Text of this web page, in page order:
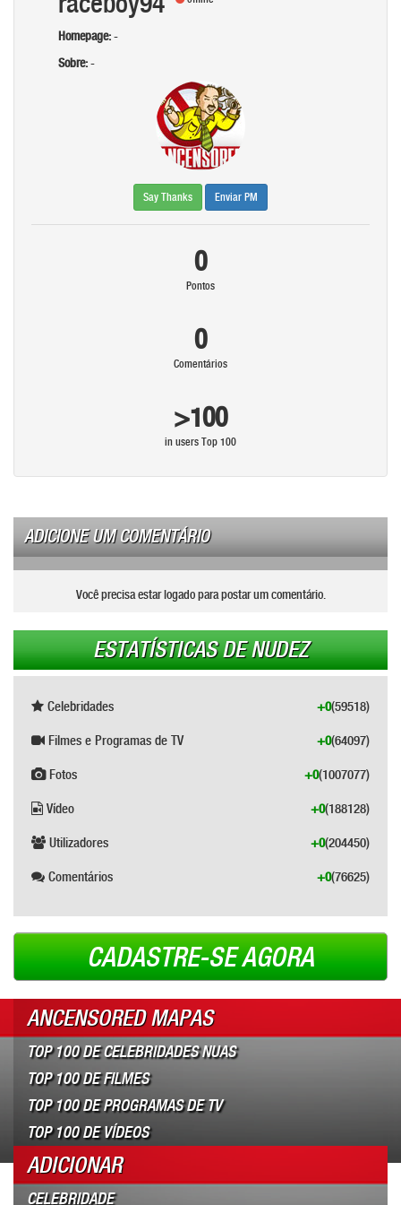
Homepage:-
Sobre:-
Say Thanks Enviar PM
0
Pontos
0
Comentários
>100
in users Top 100
ADICIONE UM COMENTÁRIO
Você precisa estar logado para postar um comentário.
ESTATÍSTICAS DE NUDEZ
Celebridades (59518)
+0
Filmes e Programas de TV (64097)
+0
Fotos (1007077)
+0
Vídeo (188128)
+0
Utilizadores (204450)
+0
Comentários (76625)
+0
CADASTRE-SE AGORA
ANCENSORED MAPAS
TOP 100 DE CELEBRIDADES NUAS
TOP 100 DE FILMES
TOP 100 DE PROGRAMAS DE TV
TOP 100 DE VÍDEOS
ADICIONAR
CELEBRIDADE